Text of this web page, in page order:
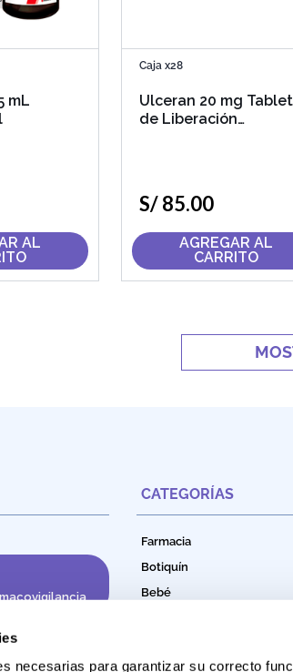
necesarias para garantizar su correcto
mL
AL
Caja x28
Ulceran 20 mg
de Liberación
S/85.00
AGREGAR AL
CARRITO
CATEGORÍAS
Farmacia
Botiquín
Bebé
Productos Naturales